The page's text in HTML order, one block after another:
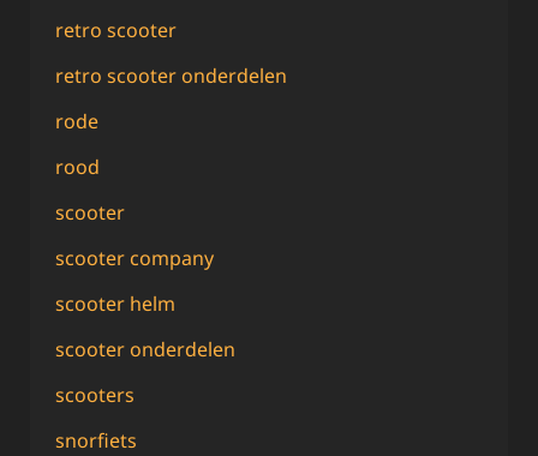
retro scooter
retro scooter onderdelen
rode
rood
scooter
scooter company
scooter helm
scooter onderdelen
scooters
snorfiets